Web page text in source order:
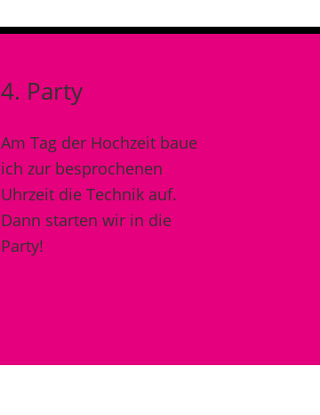
4. Party
Am Tag der Hochzeit baue
ich zur besprochenen
Uhrzeit die Technik auf.
Dann starten wir in die
Party!